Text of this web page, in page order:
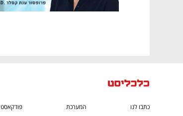
כתבו לנו המערכת פודקאסט